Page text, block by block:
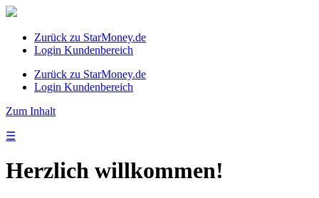
Zurück zu StarMoney.de
Login Kundenbereich
Zurück zu StarMoney.de
Login Kundenbereich
Zum Inhalt
☰
Herzlich willkommen!